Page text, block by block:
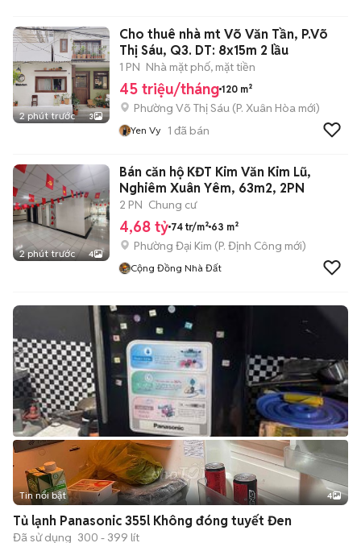
2 phút trước 3
Cho thuê nhà mt Võ Văn Tần, P.Võ
Thị Sáu, Q3. DT: 8x15m 2 lầu
1 PN Nhà mặt phố, mặt tiền
45 triệu/tháng 120 m²
Phường Võ Thị Sáu (P. Xuân Hòa mới)
Yen Vy 1 đã bán
2 phút trước 4
Bán căn hộ KĐT Kim Văn Kim Lũ,
Nghiêm Xuân Yêm, 63m2, 2PN
2 PN Chung cư
4,68 tỷ 74 tr/m² 63 m²
Phường Đại Kim (P. Định Công mới)
Cộng Đồng Nhà Đất
Tin nổi bật 4
Tủ lạnh Panasonic 355l Không đóng tuyết Đen
Đã sử dụng 300 - 399 lít